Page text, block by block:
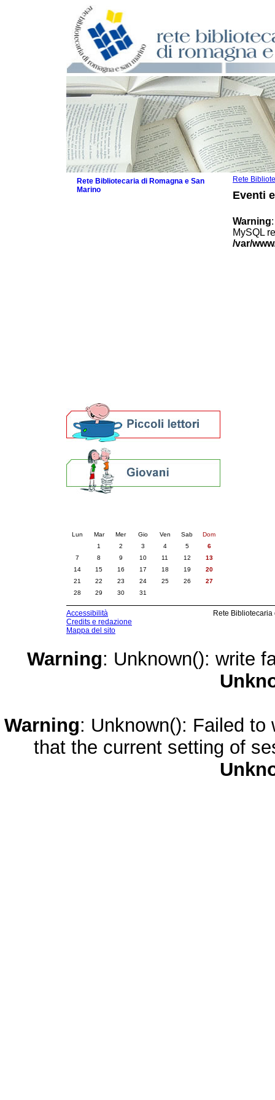
Rete
Eventi
Warning
MySQL
/var/
Rete Bibliotecaria di Romagna e San
Marino
Lun Mar Mer Gio Ven Sab
Dom
1
2 3 4 5
6
7
8 9 10 11 12
13
14
15 16 17 18 19
20
21
22 23 24 25 26
27
28
29 30 31
Accessibilità
Credits e redazione
Mappa del sito
Rete
Warning: Unknown(): write
Warning: Unknown(): Failed
that the current setting of